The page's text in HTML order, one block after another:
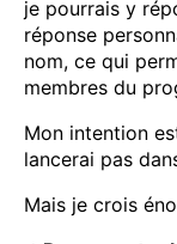
je pourrais y
réponse
nom, ce qui
membres du
Mon intention
lancerai pas
Mais je crois